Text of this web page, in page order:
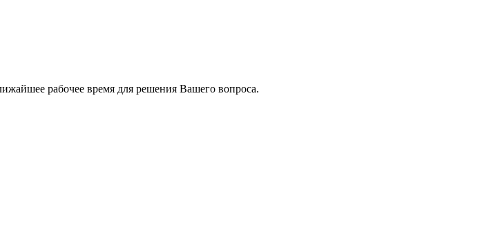
рабочее время для решения Вашего вопроса.